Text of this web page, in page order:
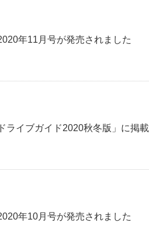
年11月号が発売されました
ライブガイド2020秋冬版」に掲載
年10月号が発売されました